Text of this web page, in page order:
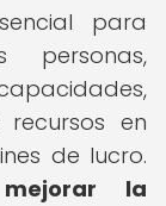
para
en
de lucro.
la